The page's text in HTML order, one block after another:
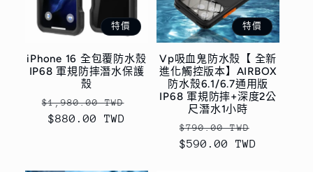
特價
iPhone 16 全包覆防水殼
IP68 軍規防摔潛水保護
殼
定
價
$1,980.00 TWD
$880.00 TWD
特價
Vp吸血鬼防水殼【 全新
進化觸控版本】AIRBOX
防水殼6.1/6.7通用版
IP68 軍規防摔+深度2公
尺潛水1小時
定
價
$790.00 TWD
$590.00 TWD